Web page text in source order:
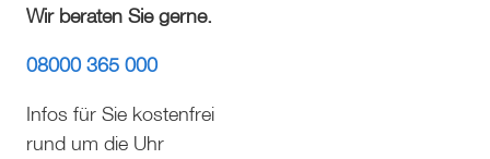
Wir beraten Sie gerne.
08000 365 000
Infos für Sie kostenfrei
rund um die Uhr